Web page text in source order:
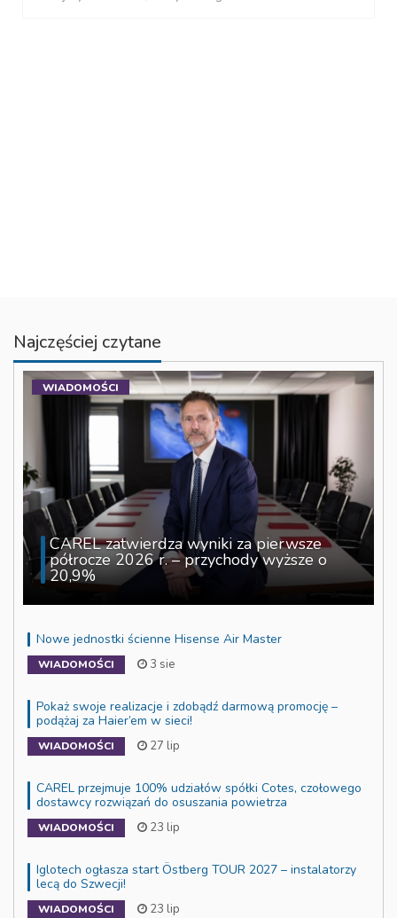
Najczęściej czytane
CAREL zatwierdza wyniki za pierwsze
półrocze 2026 r. – przychody wyższe o
20,9%
WIADOMOŚCI
Nowe jednostki ścienne Hisense Air Master
WIADOMOŚCI 3 sie
Pokaż swoje realizacje i zdobądź darmową promocję –
podążaj za Haier’em w sieci!
WIADOMOŚCI 27 lip
CAREL przejmuje 100% udziałów spółki Cotes, czołowego
dostawcy rozwiązań do osuszania powietrza
WIADOMOŚCI 23 lip
Iglotech ogłasza start Östberg TOUR 2027 – instalatorzy
lecą do Szwecji!
WIADOMOŚCI 23 lip